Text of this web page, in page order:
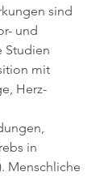
sind
und
Studien
mit
Herz-
in
Menschliche